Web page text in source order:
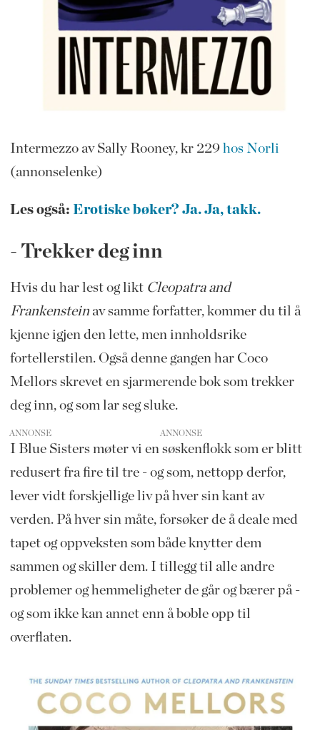
Intermezzo av Sally Rooney, kr 229 hos Norli
(annonselenke)
Les også: Erotiske bøker? Ja. Ja, takk.
- Trekker deg inn
Hvis du har lest og likt Cleopatra and
Frankensteinav samme forfatter, kommer du til å
kjenne igjen den lette, men innholdsrike
fortellerstilen. Også denne gangen har Coco
Mellors skrevet en sjarmerende bok som trekker
deg inn, og som lar seg sluke.
ANNONSE
I Blue Sisters møter vi en søskenflokk som er blitt
redusert fra fire til tre - og som, nettopp derfor,
lever vidt forskjellige liv på hver sin kant av
verden. På hver sin måte, forsøker de å deale med
tapet og oppveksten som både knytter dem
sammen og skiller dem. I tillegg til alle andre
problemer og hemmeligheter de går og bærer på -
og som ikke kan annet enn å boble opp til
overflaten.